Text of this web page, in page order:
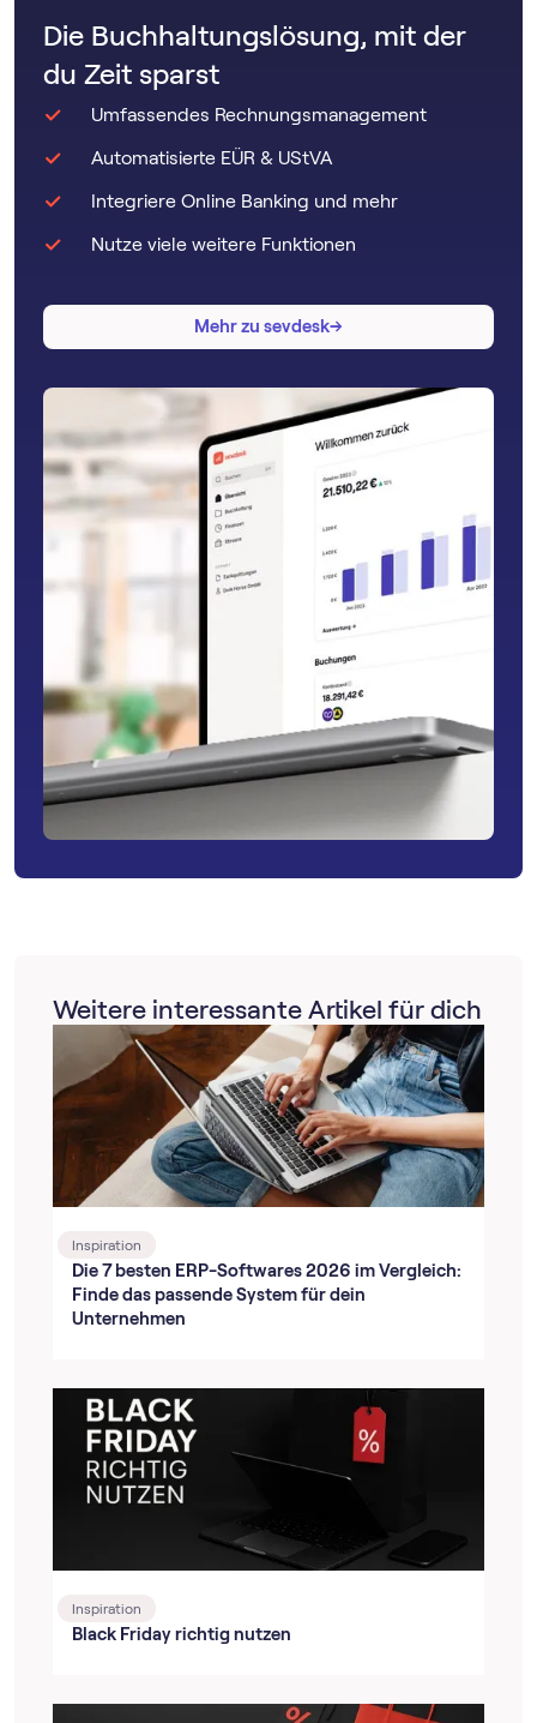
Die Buchhaltungslösung, mit der
du Zeit sparst
Umfassendes Rechnungsmanagement
Automatisierte EÜR & UStVA
Integriere Online Banking und mehr
Nutze viele weitere Funktionen
Mehr zu sevdesk→
→
Weitere interessante Artikel für dich
Inspiration
Die 7 besten ERP-Softwares 2026 im Vergleich:
Finde das passende System für dein
Unternehmen
Inspiration
Black Friday richtig nutzen